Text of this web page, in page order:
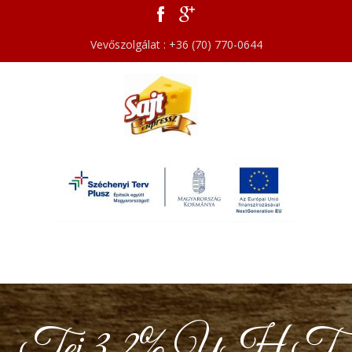
Vevőszolgálat : +36 (70) 770-0644